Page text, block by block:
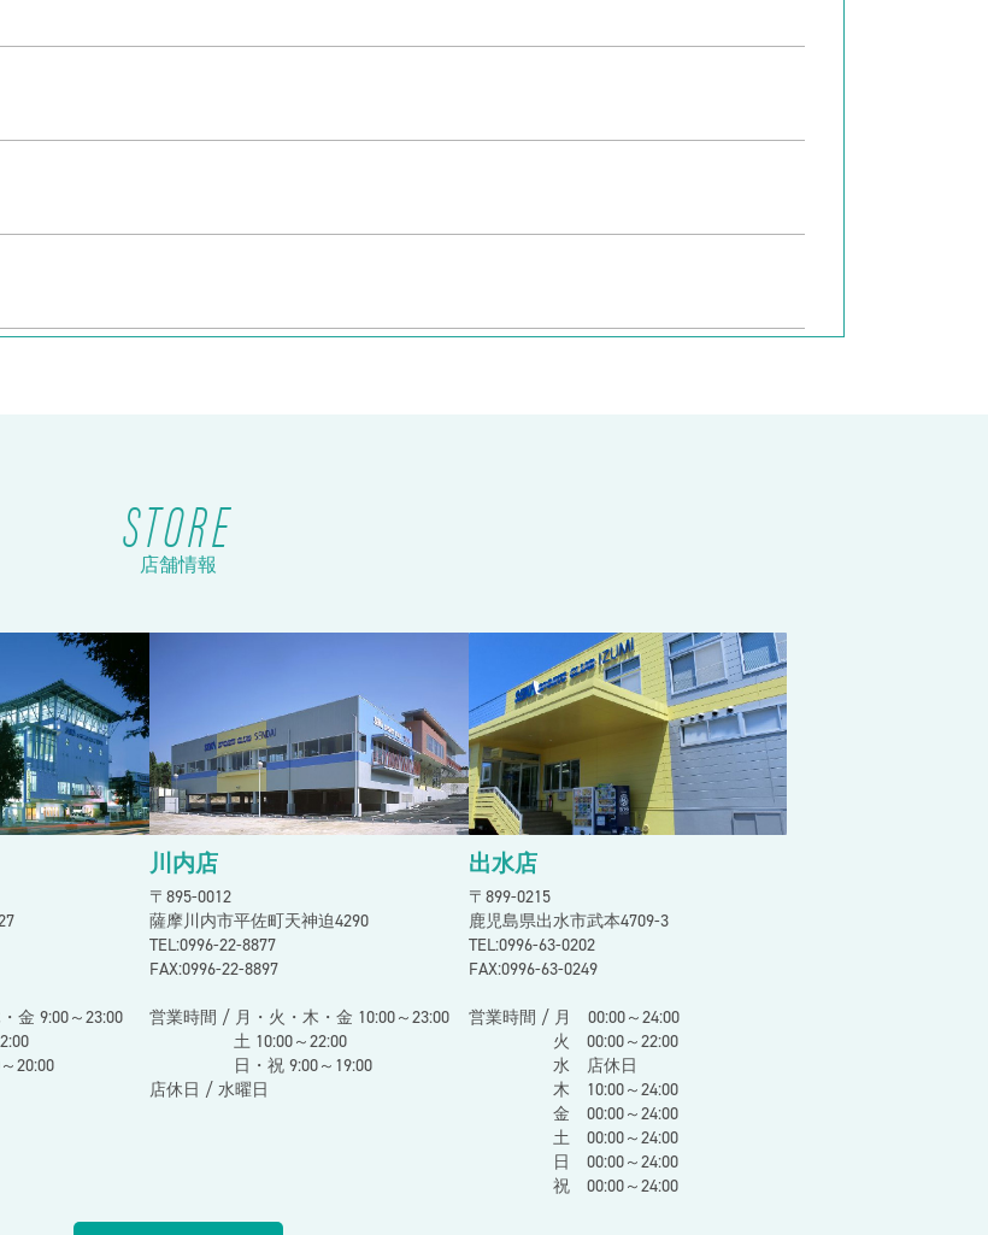
STORE
店舗情報
金 9:00～23:00
川内店
〒895-0012
薩摩川内市平佐町天神迫4290
TEL:0996-22-8877
FAX:0996-22-8897
営業時間 / 月・火・木・金 10:00～23:00
土 10:00～22:00
日・祝 9:00～19:00
店休日 / 水曜日
出水店
〒899-0215
鹿児島県出水市武本4709-3
TEL:0996-63-0202
FAX:0996-63-0249
営業時間 / 月 00:00～24:00
火 00:00～22:00
水 店休日
木 10:00～24:00
金 00:00～24:00
土 00:00～24:00
日 00:00～24:00
祝 00:00～24:00